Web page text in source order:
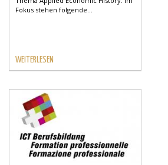
Fokus stehen folgende...
WEITERLESEN